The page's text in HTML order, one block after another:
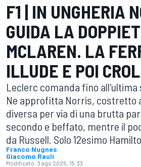
F1 | IN UNGHERIA
GUIDA LA
MCLAREN. LA
ILLUDE E POI
Leclerc comanda fino all'ultima
Ne approfitta Norris, costretto
diversa per via di una brutta
secondo e beffato, mentre il
da Russell. Solo 12esimo
Franco Nugnes
Giacomo Rauli
Modificato: 3 ago 2025, 15:33